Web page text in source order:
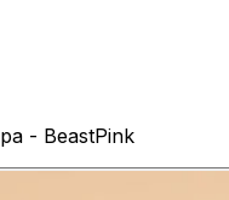
- BeastPink